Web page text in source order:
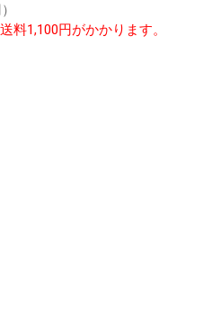
料1,100円がかかります。